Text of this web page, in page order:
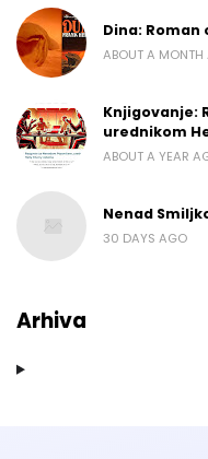
Dina:
ABOUT A MONTH
Knjigovanje:
urednikom
ABOUT A YEAR
Nenad
30 DAYS AGO
Arhiva